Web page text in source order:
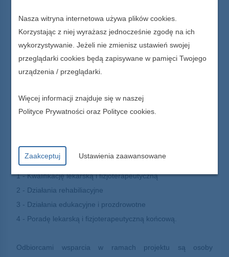
Całkowita wartość projektu wynosi 370 390,00 zł.
Dofinansowanie UE w kwocie: 314 831,50 zł.
Celem projetku jest przywrócenie mieszkańcom woj.
małoplskiego pełnej lub maksymanej możliwej do
poprzez realizację kompleksowego programu profilaktyki i
Główne zadania projektu obejmują:
1 - Kwalifikację lekarską i fizjoterapeutyczną
2 - Działania rehabiliacyjne
3 - Działania edukacyjne i prozdrowotne
4 - Poradę lekarską i fizjoterapeutyczną końcową.
Odbiorcami wsparcia w ramach projektu są osoby
Nasza witryna internetowa używa plików cookies.
Korzystając z niej wyrażasz jednocześnie zgodę na ich
wykorzystywanie. Jeżeli nie zmienisz ustawień swojej
przeglądarki cookies będą zapisywane w pamięci Twojego
urządzenia / przeglądarki.
Więcej informacji znajduje się w naszej
Polityce Prywatnościoraz Polityce cookies.
Zaakceptuj Ustawienia zaawansowane